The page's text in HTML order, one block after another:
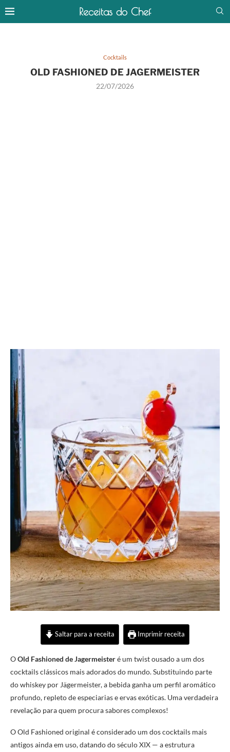
Receitas do Chef
Cocktails
OLD FASHIONED DE JAGERMEISTER
22/07/2026
Saltar para a receita Imprimir receita
OOld Fashioned de Jagermeisteré um twist ousado a um dos
cocktails clássicos mais adorados do mundo. Substituindo parte
do whiskey por Jägermeister, a bebida ganha um perfil aromático
profundo, repleto de especiarias e ervas exóticas. Uma verdadeira
revelação para quem procura sabores complexos!
O Old Fashioned original é considerado um dos cocktails mais
antigos ainda em uso, datando do século XIX — a estrutura